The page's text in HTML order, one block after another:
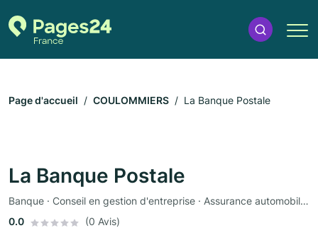
Page d'accueil COULOMMIERS La Banque Postale
La Banque Postale
Banque · Conseil en gestion d'entreprise · Assurance automobile · Assurance
0.0
(0 Avis)